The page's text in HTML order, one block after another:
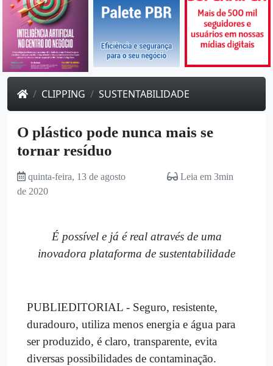
CLIPPING SUSTENTABILIDADE
O plástico pode nunca mais se
tornar resíduo
quinta-feira, 13 de agosto
de 2020
Leia em 3min
É possível e já é real através de uma
inovadora plataforma de sustentabilidade
PUBLIEDITORIAL - Seguro, resistente,
duradouro, utiliza menos energia e água para
ser produzido, é claro, transparente, evita
diversas possibilidades de contaminação.